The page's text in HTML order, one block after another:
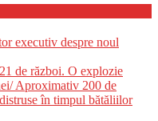
executiv despre noul
de război. O explozie
Aproximativ 200 de
în timpul bătăliilor